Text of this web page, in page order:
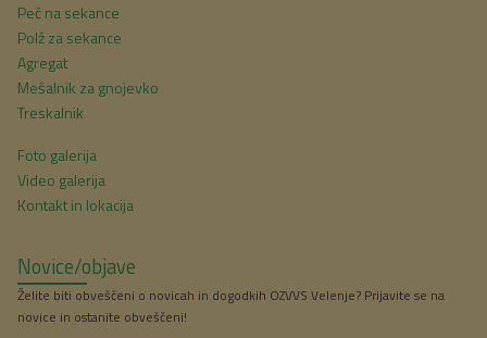
Peč na sekance
Polž za sekance
Agregat
Mešalnik za gnojevko
Treskalnik
Foto galerija
Video galerija
Kontakt in lokacija
Novice/objave
Želite biti obveščeni o novicah in dogodkih OZVVS Velenje? Prijavite se na
novice in ostanite obveščeni!